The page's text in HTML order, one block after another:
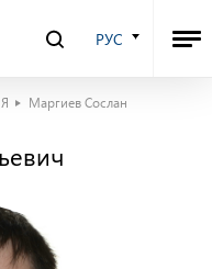
РУС
Маргиев Сослан